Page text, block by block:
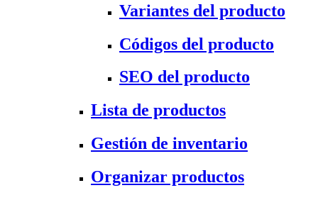
Variantes del producto
Códigos del producto
SEO del producto
Lista de productos
Gestión de inventario
Organizar productos